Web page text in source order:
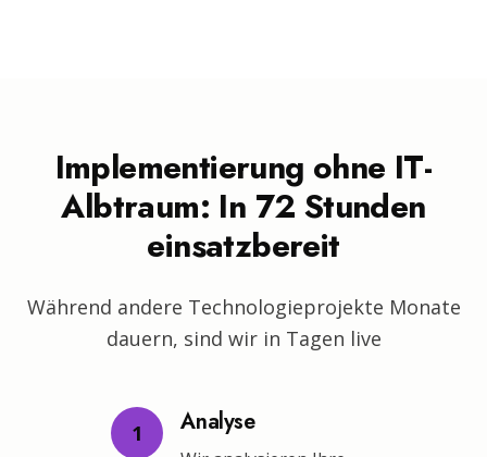
Implementierung ohne IT-
Albtraum: In 72 Stunden
einsatzbereit
Während andere Technologieprojekte Monate
dauern, sind wir in Tagen live
1 Analyse